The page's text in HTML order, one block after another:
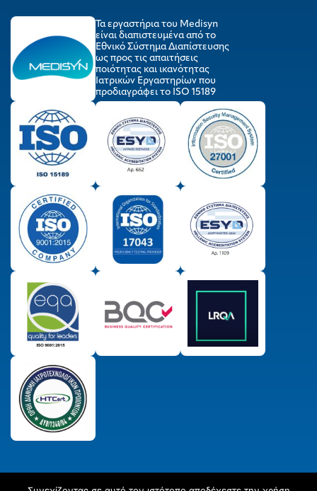
Τα εργαστήρια του Medisyn
είναι διαπιστευμένα από το
Εθνικό Σύστημα Διαπίστευσης
ως προς τις απαιτήσεις
ποιότητας και ικανότητας
Ιατρικών Εργαστηρίων που
προδιαγράφει το ISO 15189